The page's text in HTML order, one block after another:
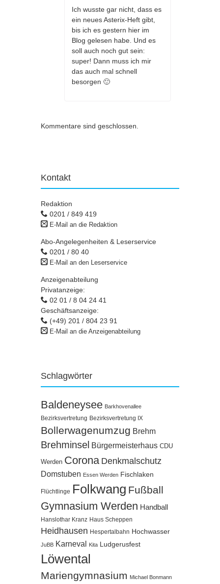
Ich wusste gar nicht, dass es
ein neues Asterix-Heft gibt,
bis ich es gestern hier im
Blog gelesen habe. Und es
soll auch noch gut sein:
super! Dann muss ich mir
das auch mal schnell
besorgen 🙂
Kommentare sind geschlossen.
Kontakt
Redaktion
0201 / 849 419
E-Mail an die Redaktion
Abo-Angelegenheiten & Leserservice
0201 / 80 40
E-Mail an den Leserservice
Anzeigenabteilung
Privatanzeige:
02 01 / 8 04 24 41
Geschäftsanzeige:
(+49) 201 / 804 23 91
E-Mail an die Anzeigenabteilung
Schlagwörter
Baldeneysee Barkhovenallee
Bezirksvertretung Bezirksvertretung IX
Bollerwagenumzug Brehm
Brehminsel Bürgermeisterhaus CDU
Werden Corona Denkmalschutz
Domstuben Essen Werden Fischlaken
Flüchtlinge Folkwang Fußball
Gymnasium Werden Handball
Hanslothar Kranz Haus Scheppen
Heidhausen Hespertalbahn Hochwasser
JuBB Karneval Kita Ludgerusfest
Löwental
Mariengymnasium Michael Bonmann